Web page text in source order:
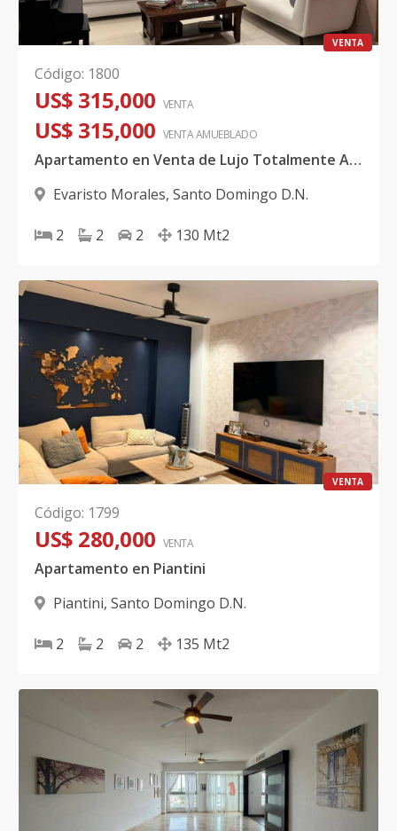
VENTA
Código: 1800
US$ 315,000 VENTA
US$ 315,000 VENTA AMUEBLADO
Apartamento en Venta de Lujo Totalmente Amueblado
Evaristo Morales, Santo Domingo D.N.
2 2 2 130 Mt2
VENTA
Código: 1799
US$ 280,000 VENTA
Apartamento en Piantini
Piantini, Santo Domingo D.N.
2 2 2 135 Mt2